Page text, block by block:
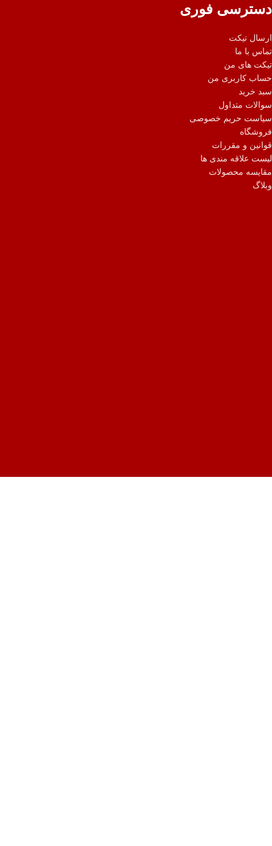
دسترسی فوری
ارسال تیکت
تماس با ما
تیکت های من
حساب کاربری من
سبد خرید
سوالات متداول
سیاست حریم خصوصی
فروشگاه
قوانین و مقررات
لیست علاقه مندی ها
مقایسه محصولات
وبلاگ